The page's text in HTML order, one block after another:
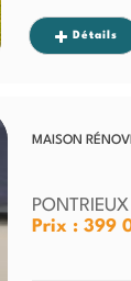
Détails
MAISON
PONTRIEUX
Prix : 399